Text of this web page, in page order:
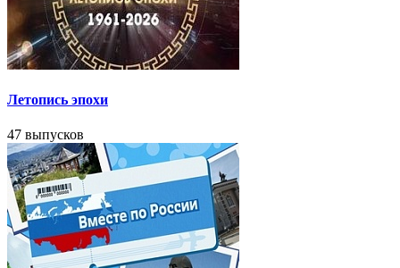
Летопись эпохи
47 выпусков